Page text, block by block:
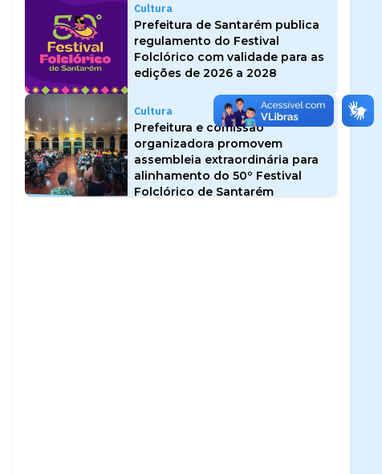
Cultura
Prefeitura de Santarém publica
regulamento do Festival
Folclórico com validade para as
edições de 2026 a 2028
Cultura
Prefeitura e comissão
organizadora promovem
assembleia extraordinária para
alinhamento do 50º Festival
Folclórico de Santarém